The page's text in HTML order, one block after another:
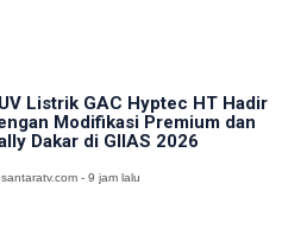
Listrik GAC Hyptec HT Hadir
Modifikasi Premium dan
Dakar di GIIAS 2026
- 9 jam lalu